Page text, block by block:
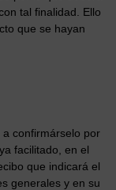
tal finalidad. Ello
que se hayan
confirmárselo por
facilitado, en el
que indicará el
generales y en su